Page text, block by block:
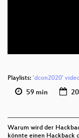
Playlists: 'dcon2020'
59 min
Warum wird der
könnte einen Hackback